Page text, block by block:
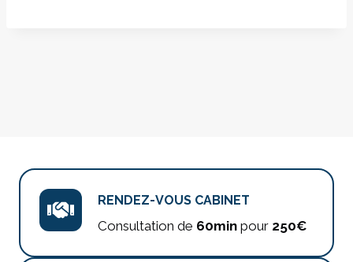
RENDEZ-VOUS CABINET
Consultation de 60min pour 250€